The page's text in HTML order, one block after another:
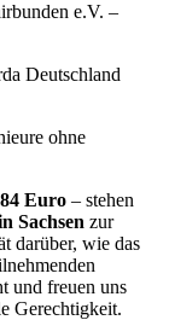
e.V. –
Deutschland
ohne
Euro – stehen
Sachsen zur
darüber, wie das
und freuen uns
Gerechtigkeit.